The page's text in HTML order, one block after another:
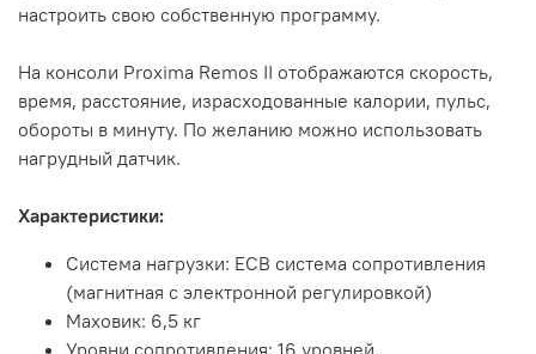
настроить свою собственную программу.
На консоли Proxima Remos II отображаются скорость,
время, расстояние, израсходованные калории, пульс,
обороты в минуту. По желанию можно использовать
нагрудный датчик.
Характеристики:
Система нагрузки: ECB система сопротивления
(магнитная с электронной регулировкой)
Маховик: 6,5 кг